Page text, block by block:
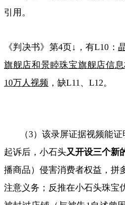
引用。
《判决书》第4页↓，有L10 ：
旗舰店和景睦珠宝旗舰店信
10万人视频 ，缺L11 、 L12。
（3）该录屏证据视频能
起诉后，小石头又开设三个新
播商品）侵害消费者权益，拼
注意义务；反推在小石头珠宝